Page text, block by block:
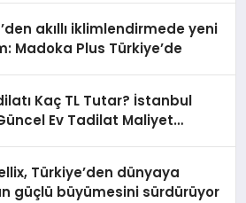
akıllı iklimlendirmede yeni
Madoka Plus Türkiye’de
Kaç TL Tutar? İstanbul
Ev Tadilat Maliyet
Türkiye’den dünyaya
güçlü büyümesini sürdürüyor